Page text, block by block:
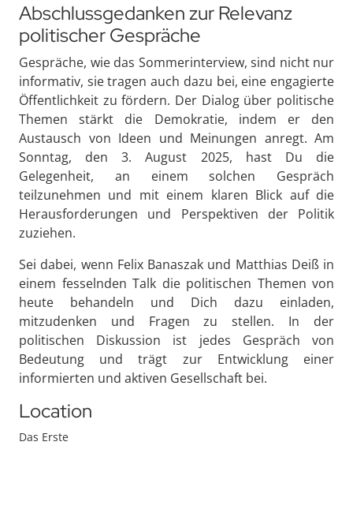
Abschlussgedanken zur Relevanz
politischer Gespräche
Gespräche, wie das Sommerinterview, sind nicht nur
informativ, sie tragen auch dazu bei, eine engagierte
Öffentlichkeit zu fördern. Der Dialog über politische
Themen stärkt die Demokratie, indem er den
Austausch von Ideen und Meinungen anregt. Am
Sonntag, den 3. August 2025, hast Du die
Gelegenheit, an einem solchen Gespräch
teilzunehmen und mit einem klaren Blick auf die
Herausforderungen und Perspektiven der Politik
zuziehen.
Sei dabei, wenn Felix Banaszak und Matthias Deiß in
einem fesselnden Talk die politischen Themen von
heute behandeln und Dich dazu einladen,
mitzudenken und Fragen zu stellen. In der
politischen Diskussion ist jedes Gespräch von
Bedeutung und trägt zur Entwicklung einer
informierten und aktiven Gesellschaft bei.
Location
Das Erste